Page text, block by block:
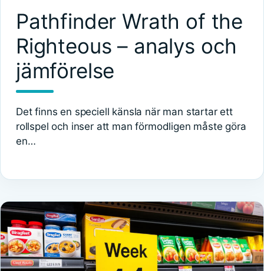
Pathfinder Wrath of the
Righteous – analys och
jämförelse
Det finns en speciell känsla när man startar ett
rollspel och inser att man förmodligen måste göra
en…